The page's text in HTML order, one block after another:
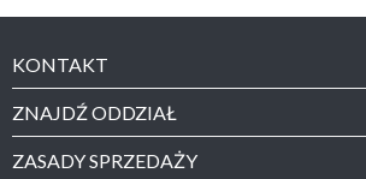
KONTAKT
ZNAJDŹ ODDZIAŁ
ZASADY SPRZEDAŻY